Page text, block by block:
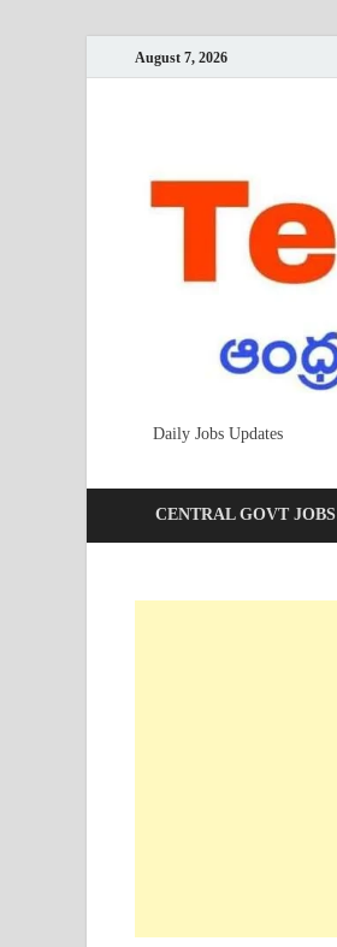
August 7, 2026
Daily Jobs Updates
CENTRAL GOVT JOBS